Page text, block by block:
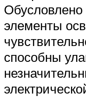
Обусловлено
элементы
способны